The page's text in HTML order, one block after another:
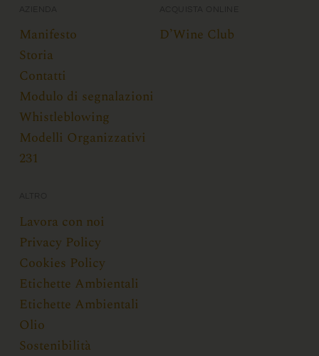
Manifesto
Storia
Contatti
Modulo di segnalazioni
Whistleblowing
Modelli Organizzativi
231
D’Wine Club
Lavora con noi
Privacy Policy
Cookies Policy
Etichette Ambientali
Etichette Ambientali
Olio
Sostenibilità